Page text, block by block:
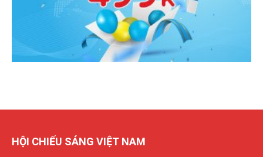
HỘI CHIẾU SÁNG VIỆT NAM